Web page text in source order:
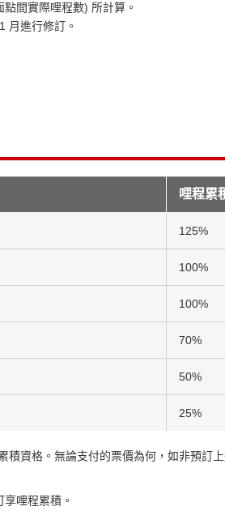
間實際哩程數) 所計算。
月進行修訂。
哩程累
125%
100%
100%
70%
50%
25%
資格。無論支付的票價為何，如非預訂
哩程累積。